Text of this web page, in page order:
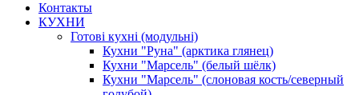
Контакты
КУХНИ
Готові кухні (модульні)
Кухни "Руна" (арктика глянец)
Кухни "Марсель" (белый шёлк)
Кухни "Марсель" (слоновая кость/северный